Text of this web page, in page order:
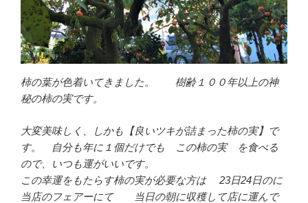
柿の葉が色着いてきました。 樹齢１００年以上の神
秘の柿の実です。
大変美味しく、しかも【良いツキが詰まった柿の実】で
す。 自分も年に１個だけでも この柿の実 を食べる
ので、いつも運がいいです。
この幸運をもたらす柿の実が必要な方は 23日24日のに
当店のフェアーにて 当日の朝に収穫して店に運んで